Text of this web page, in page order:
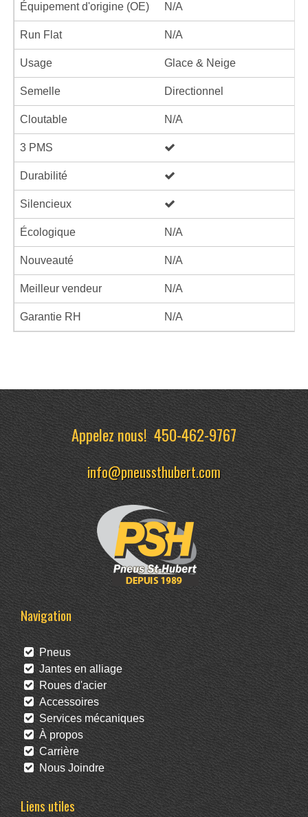
Équipement d'origine (OE) N/A
Run Flat N/A
Usage Glace & Neige
Semelle Directionnel
Cloutable N/A
3 PMS
Durabilité
Silencieux
Écologique N/A
Nouveauté N/A
Meilleur vendeur N/A
Garantie RH N/A
Appelez nous!450-462-9767
info@pneussthubert.com
Navigation
Pneus
Jantes en alliage
Roues d'acier
Accessoires
Services mécaniques
À propos
Carrière
Nous Joindre
Liens utiles